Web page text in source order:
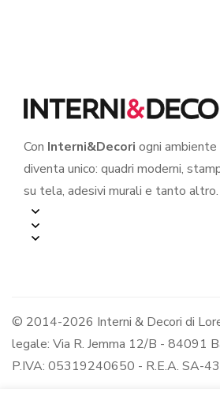
Con Interni&Decori ogni ambiente
diventa unico: quadri moderni,
su tela, adesivi murali e tanto altro.
© 2014-2026 Interni & Decori di
legale: Via R. Jemma 12/B - 84091
P.IVA: 05319240650 - R.E.A. SA-